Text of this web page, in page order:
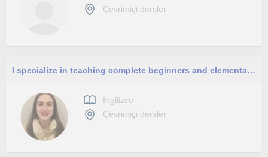
Çevrimiçi dersler
I specialize in teaching complete beginners and elementary-adult learners. Every lesson is personalized to your needs and learning styles. I can't wait to meet you!
Ingilizce
Çevrimiçi dersler